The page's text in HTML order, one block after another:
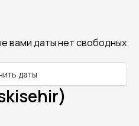
вами даты нет свободных
даты